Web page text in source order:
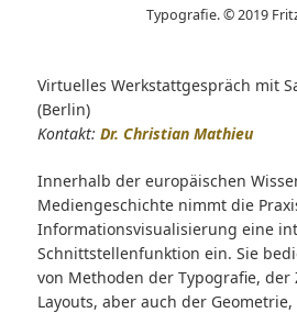
Typografie. © 2019
Virtuelles Werkstattgespräch mit
(Berlin)
Kontakt: Dr. Christian Mathieu
Innerhalb der europäischen
Mediengeschichte nimmt die
Informationsvisualisierung eine
Schnittstellenfunktion ein. Sie
von Methoden der Typografie, der
Layouts, aber auch der